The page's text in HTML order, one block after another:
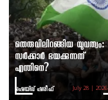
തെരുവിലിറങ്ങിയ യുവത്വം:
സർക്കാർ ഭയക്കുന്നത്
എന്തിനെ?
ഷെയ്ഖ് ഷരീഫ് July 28 | 2026